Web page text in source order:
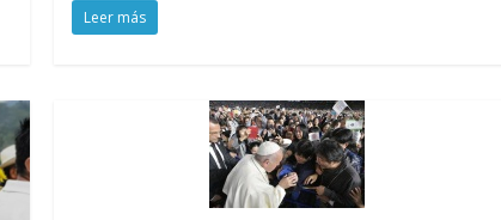
Leer más